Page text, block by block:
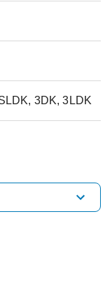
3DK, 3LDK